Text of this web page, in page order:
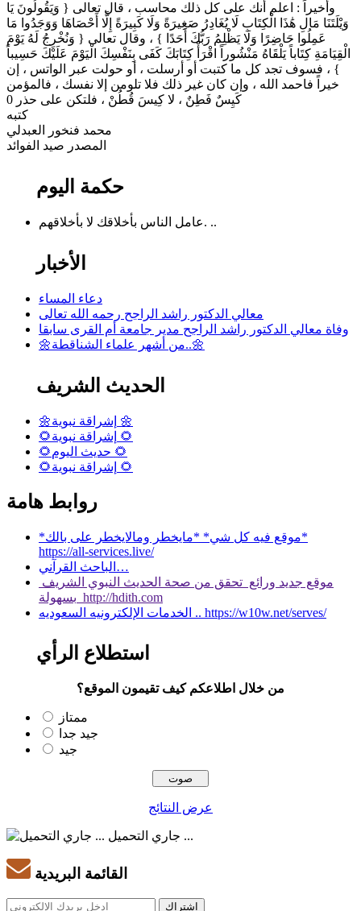
وأخيراً : ‏اعلم أنك على كل ذلك محاسب ، قال تعالى { وَيَقُولُونَ يَا
وَيْلَتَنَا مَالِ هَٰذَا الْكِتَابِ لَا يُغَادِرُ صَغِيرَةً وَلَا كَبِيرَةً إِلَّا أَحْصَاهَا وَوَجَدُوا مَا
عَمِلُوا حَاضِرًا وَلَا يَظْلِمُ رَبُّكَ أَحَدًا } ، وقال تعالى { وَنُخْرِجُ لَهُ يَوْمَ
الْقِيَامَةِ كِتَاباً يَلْقَاهُ مَنْشُوراً اقْرَأْ كِتَابَكَ كَفَى بِنَفْسِكَ الْيَوْمَ عَلَيْكَ حَسِيباً
} ، فسوف تجد كل ما كتبت أو أرسلت ، أو حولت عبر الواتس ، إن
خيراً فاحمد الله ، وإن كان غير ذلك فلا تلومن إلا نفسك ، فالمؤمن
كَيِسٌ فَطِنٌ ، لا كِيسَ قُطُنْ ، فلتكن على حذر 0
كتبه
محمد فنخور العبدلي
المصدر صيد الفوائد
حكمة اليوم
عامل الناس بأخلاقك لا بأخلاقهم. ..
الأخبار
دعاء المساء
معالي الدكتور راشد الراجح رحمه الله تعالى
وفاة معالي الدكتور راشد الراجح مدير جامعة أم القرى سابقا
🌼من أشهر علماء الشناقطة..🌼
الحديث الشريف
🌼إشراقة نبوية 🌼
🌻إشراقة نبوية 🌻
🌻حديث اليوم 🌻
🌻إشراقة نبوية 🌻
روابط هامة
*موقع فيه كل شي* *مايخطر ومالايخطر على بالك*
https://all-services.live/
الباحث القرآني…
موقع جديد ورائع تحقق من صحة الحديث النبوي الشريف
بسهولة http://hdith.com
الخدمات الإلكترونيه السعوديه .. https://w10w.net/serves/
استطلاع الرأي
من خلال اطلاعكم كيف تقيمون الموقع؟
ممتاز
جيد جدا
جيد
عرض النتائج
جاري التحميل ...
القائمة البريدية